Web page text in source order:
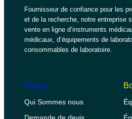
Fournisseur de confiance pour les
et de la recherche, notre entreprise
vente en ligne d’instruments
médicaux, d’équipements de
consommables de laboratoire.
Pages
Qui Sommes nous